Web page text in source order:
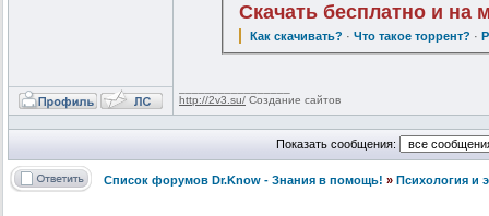
Скачать бесплатно и на
Как скачивать? ·Что такое торрент? ·
http://2v3.su/ Создание сайтов
Показать сообщения:
Список форумов Dr.Know - Знания в помощь! » Психология и